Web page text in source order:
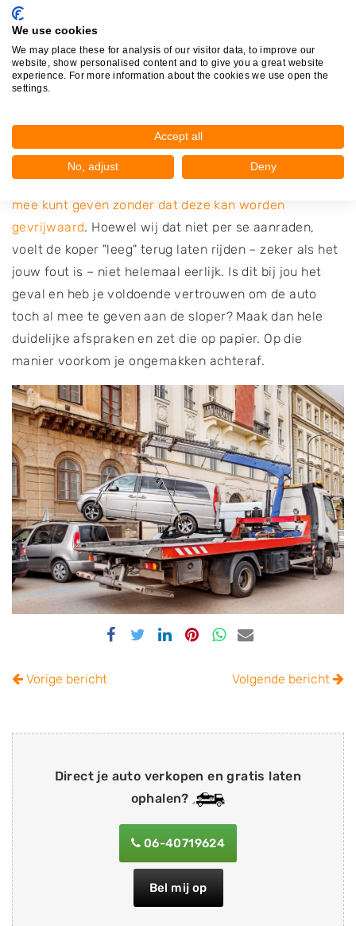
frustratie. Geef daarom duidelijk door in welke staat
de auto is en of er beperkingen zijn. Zo voorkom je
verrassingen ter plekke.
De auto kan niet worden
meegeven?
Kom je er ter plekke achter dat je geen autopapieren
hebt? Dan vraag je je misschien af of je deauto toch
mee kunt geven zonder dat deze kan worden
gevrijwaard. Hoewel wij dat niet per se aanraden,
voelt de koper "leeg" terug laten rijden – zeker als het
jouw fout is – niet helemaal eerlijk. Is dit bij jou het
geval en heb je voldoende vertrouwen om de auto
toch al mee te geven aan de sloper? Maak dan hele
duidelijke afspraken en zet die op papier. Op die
manier voorkom je ongemakken achteraf.
DelenDelenDelenDelenDelenDelen
Vorige bericht Volgende bericht
Direct je auto verkopen en gratis laten
ophalen?
06-40719624
Bel mij op
We use cookies
We may place these for analysis of our visitor data, to improve our
website, show personalised content and to give you a great website
experience. For more information about the cookies we use open the
settings.
Accept all
No, adjust Deny